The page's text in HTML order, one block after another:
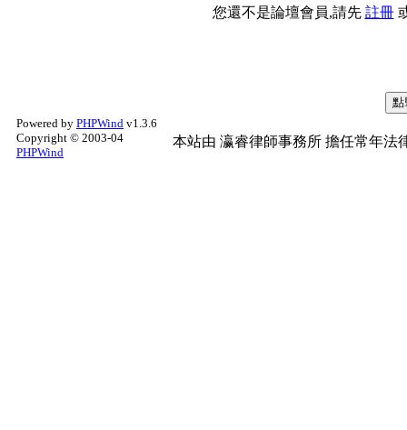
您還不是論壇會員,請先 註冊
Powered by PHPWind v1.3.6
Copyright © 2003-04
PHPWind
本站由 瀛睿律師事務所 擔任常年法